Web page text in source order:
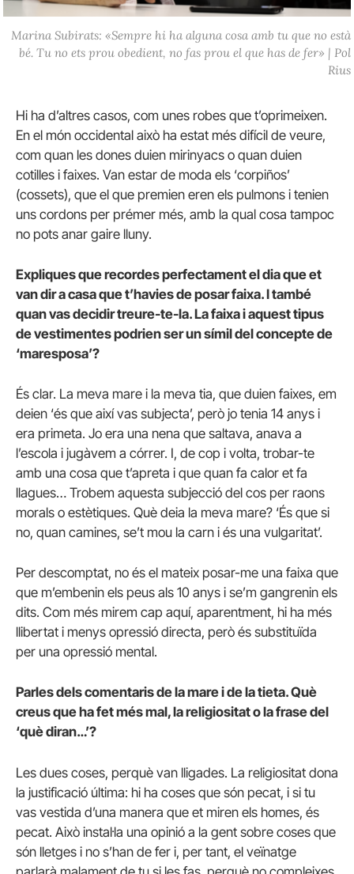
Marina Subirats: «Sempre hi ha alguna cosa amb tu que no està
bé. Tu no ets prou obedient, no fas prou el que has de fer» | Pol
Rius
Hi ha d’altres casos, com unes robes que t’oprimeixen.
En el món occidental això ha estat més difícil de veure,
com quan les dones duien mirinyacs o quan duien
cotilles i faixes. Van estar de moda els ‘corpiños’
(cossets), que el que premien eren els pulmons i tenien
uns cordons per prémer més, amb la qual cosa tampoc
no pots anar gaire lluny.
Expliques que recordes perfectament el dia que et
van dir a casa que t’havies de posar faixa. I també
quan vas decidir treure-te-la. La faixa i aquest tipus
de vestimentes podrien ser un símil del concepte de
‘maresposa’?
És clar. La meva mare i la meva tia, que duien faixes, em
deien ‘és que així vas subjecta’, però jo tenia 14 anys i
era primeta. Jo era una nena que saltava, anava a
l’escola i jugàvem a córrer. I, de cop i volta, trobar-te
amb una cosa que t’apreta i que quan fa calor et fa
llagues… Trobem aquesta subjecció del cos per raons
morals o estètiques. Què deia la meva mare? ‘És que si
no, quan camines, se’t mou la carn i és una vulgaritat’.
Per descomptat, no és el mateix posar-me una faixa que
que m’embenin els peus als 10 anys i se’m gangrenin els
dits. Com més mirem cap aquí, aparentment, hi ha més
llibertat i menys opressió directa, però és substituïda
per una opressió mental.
Parles dels comentaris de la mare i de la tieta. Què
creus que ha fet més mal, la religiositat o la frase del
‘què diran…’?
Les dues coses, perquè van lligades. La religiositat dona
la justificació última: hi ha coses que són pecat, i si tu
vas vestida d’una manera que et miren els homes, és
pecat. Això instal·la una opinió a la gent sobre coses que
són lletges i no s’han de fer i, per tant, el veïnatge